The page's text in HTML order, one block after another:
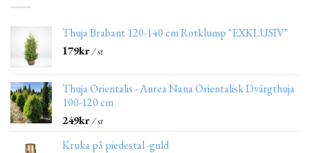
Thuja Brabant 120-140 cm Rotklump "EXKLUSIV"
179kr/ st
Thuja Orientalis - Aurea Nana Orientalisk Dvärgthuja
100-120 cm
249kr/ st
Kruka på piedestal -guld